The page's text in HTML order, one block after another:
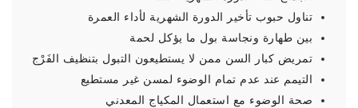
تناول حبوب تأخير الدورة الشهرية لأداء العمرة
بين طهارة ونجاسة بول ما يؤكل لحمة
تمريض كبار السن ممن لا يستطيعون التبول بتنظيف الفَرْج
التيمم عند عدم تمام الوضوء لمسن غير مستطيع
صحة الوضوء مع استعمال المكياج المعدني